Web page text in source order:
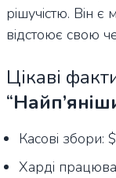
рішучістю. Він
відстоює свою
Цікаві
“
Касові збори:
Харді